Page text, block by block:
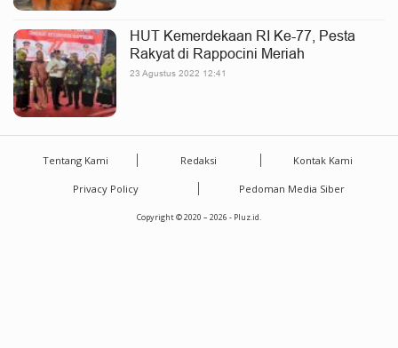
HUT Kemerdekaan RI Ke-77, Pesta
Rakyat di Rappocini Meriah
23 Agustus 2022 12:41
Tentang Kami Redaksi Kontak Kami
Privacy Policy Pedoman Media Siber
Copyright © 2020 – 2026 - Pluz.id.